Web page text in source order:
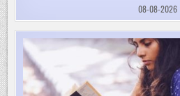
08-08-2026